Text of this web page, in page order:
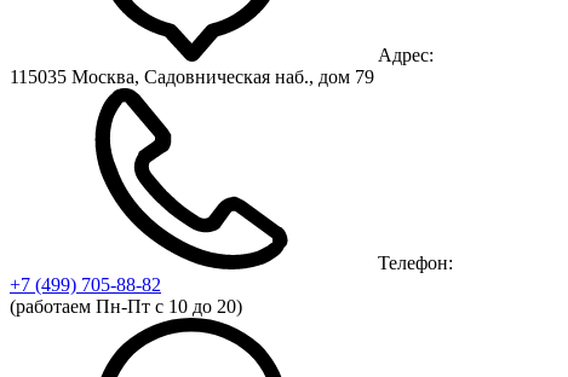
Адрес:
115035 Москва, Садовническая наб., дом 79
Телефон:
+7 (499) 705-88-82
(работаем Пн-Пт с 10 до 20)